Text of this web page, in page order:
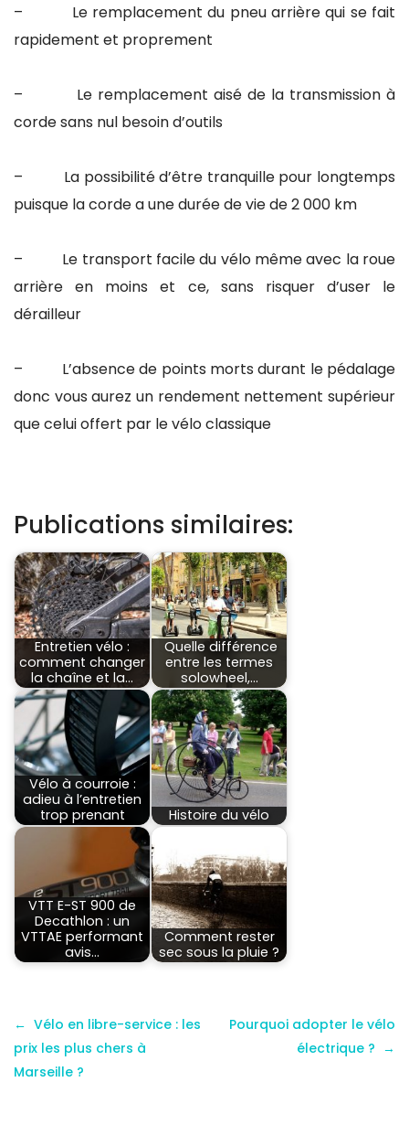
– Le remplacement du pneu arrière qui se fait
rapidement et proprement
– Le remplacement aisé de la transmission à
corde sans nul besoin d’outils
– La possibilité d’être tranquille pour longtemps
puisque la corde a une durée de vie de 2 000 km
– Le transport facile du vélo même avec la roue
arrière en moins et ce, sans risquer d’user le
dérailleur
– L’absence de points morts durant le pédalage
donc vous aurez un rendement nettement supérieur
que celui offert par le vélo classique
Publications similaires:
Entretien vélo :
comment changer
la chaîne et la…
Quelle différence
entre les termes
solowheel,…
Vélo à courroie :
adieu à l’entretien
trop prenant
Histoire du vélo
VTT E-ST 900 de
Decathlon : un
VTTAE performant
avis…
Comment rester
sec sous la pluie ?
Vélo en libre-service : les
prix les plus chers à
Marseille ?
Pourquoi adopter le vélo
électrique ?